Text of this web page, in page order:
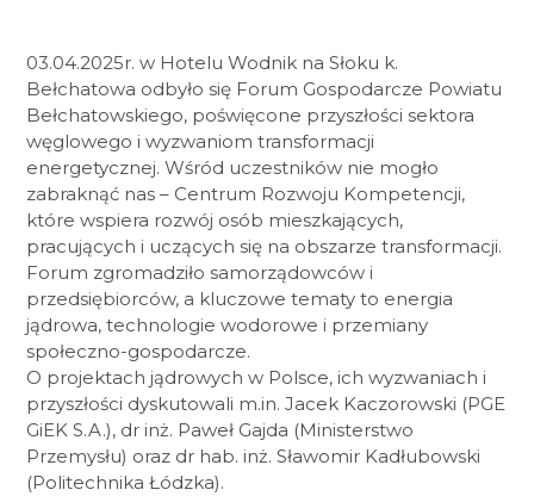
03.04.2025r. w Hotelu Wodnik na Słoku k.
Bełchatowa odbyło się Forum Gospodarcze Powiatu
Bełchatowskiego, poświęcone przyszłości sektora
węglowego i wyzwaniom transformacji
energetycznej. Wśród uczestników nie mogło
zabraknąć nas – Centrum Rozwoju Kompetencji,
które wspiera rozwój osób mieszkających,
pracujących i uczących się na obszarze transformacji.
Forum zgromadziło samorządowców i
przedsiębiorców, a kluczowe tematy to energia
jądrowa, technologie wodorowe i przemiany
społeczno-gospodarcze.
O projektach jądrowych w Polsce, ich wyzwaniach i
przyszłości dyskutowali m.in. Jacek Kaczorowski (PGE
GiEK S.A.), dr inż. Paweł Gajda (Ministerstwo
Przemysłu) oraz dr hab. inż. Sławomir Kadłubowski
(Politechnika Łódzka).